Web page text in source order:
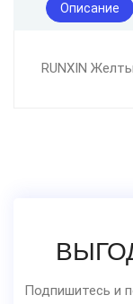
Описание
RUNXIN
Подпишитесь и